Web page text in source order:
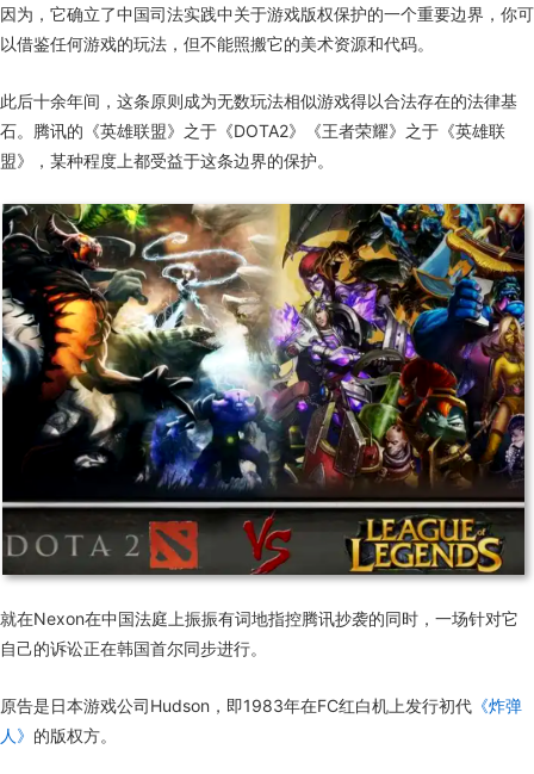
因为，它确立了中国司法实践中关于游戏版权保护的一个重要边界，你可
以借鉴任何游戏的玩法，但不能照搬它的美术资源和代码。
此后十余年间，这条原则成为无数玩法相似游戏得以合法存在的法律基
石。腾讯的《英雄联盟》之于《DOTA2》《王者荣耀》之于《英雄联
盟》，某种程度上都受益于这条边界的保护。
就在Nexon在中国法庭上振振有词地指控腾讯抄袭的同时，一场针对它
自己的诉讼正在韩国首尔同步进行。
原告是日本游戏公司Hudson，即1983年在FC红白机上发行初代 《炸弹
人》 的版权方。